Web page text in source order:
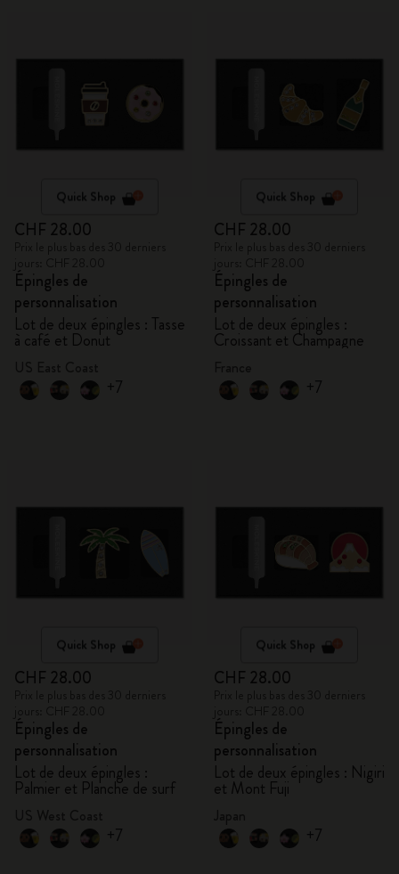
Quick Shop
CHF 28.00
Épingles de
personnalisation
Lot de deux épingles : Tasse
à café et Donut
+7
Quick Shop
CHF 28.00
Épingles de
personnalisation
Lot de deux épingles :
Croissant et Champagne
+7
Quick Shop
CHF 28.00
Épingles de
personnalisation
Lot de deux épingles :
Palmier et Planche de surf
+7
Quick Shop
CHF 28.00
Épingles de
personnalisation
Lot de deux épingles : Nigiri
et Mont Fuji
+7